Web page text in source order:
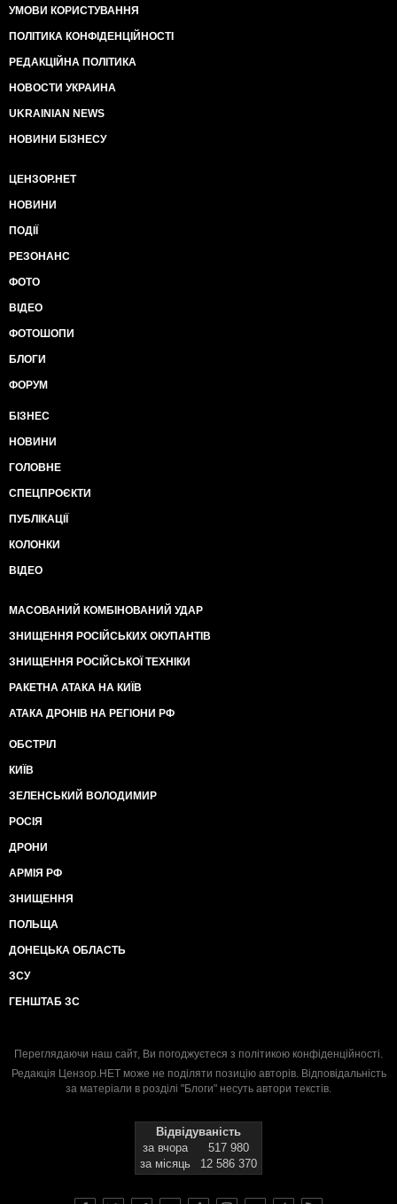
УМОВИ КОРИСТУВАННЯ
ПОЛІТИКА КОНФІДЕНЦІЙНОСТІ
РЕДАКЦІЙНА ПОЛІТИКА
НОВОСТИ УКРАИНА
UKRAINIAN NEWS
НОВИНИ БІЗНЕСУ
ЦЕНЗОР.НЕТ
НОВИНИ
ПОДІЇ
РЕЗОНАНС
ФОТО
ВІДЕО
ФОТОШОПИ
БЛОГИ
ФОРУМ
БІЗНЕС
НОВИНИ
ГОЛОВНЕ
СПЕЦПРОЄКТИ
ПУБЛІКАЦІЇ
КОЛОНКИ
ВІДЕО
МАСОВАНИЙ КОМБІНОВАНИЙ УДАР
ЗНИЩЕННЯ РОСІЙСЬКИХ ОКУПАНТІВ
ЗНИЩЕННЯ РОСІЙСЬКОЇ ТЕХНІКИ
РАКЕТНА АТАКА НА КИЇВ
АТАКА ДРОНІВ НА РЕГІОНИ РФ
ОБСТРІЛ
КИЇВ
ЗЕЛЕНСЬКИЙ ВОЛОДИМИР
РОСІЯ
ДРОНИ
АРМІЯ РФ
ЗНИЩЕННЯ
ПОЛЬЩА
ДОНЕЦЬКА ОБЛАСТЬ
ЗСУ
ГЕНШТАБ ЗС
Переглядаючи наш сайт, Ви погоджуєтеся з політикою конфіденційності.
Редакція Цензор.НЕТ може не поділяти позицію авторів. Відповідальність
за матеріали в розділі "Блоги" несуть автори текстів.
Відвідуваність
за вчора
517 980
за місяць
12 586 370